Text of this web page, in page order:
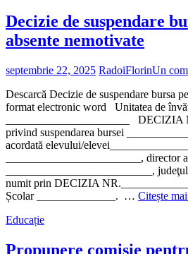
Decizie de suspendare
absente nemotivate
septembrie 22, 2025 RadoiFlorinUn
Descarcă Decizie de suspendare bursa
format electronic word Unitatea de
______________________ DECIZIA
privind suspendarea bursei
acordată elevului/
________________________, director
__________________________,
numit prin DECIZIA
Școlar ______________. … Citește
Educație
Propunere comisie